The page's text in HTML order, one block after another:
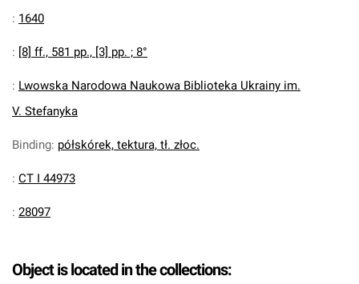
: 1640
: [8] ff., 581 pp., [3] pp. ; 8°
: Lwowska Narodowa Naukowa Biblioteka Ukrainy im.
V. Stefanyka
Binding: półskórek, tektura, tł. złoc.
: CT I 44973
: 28097
Object is located in the collections: